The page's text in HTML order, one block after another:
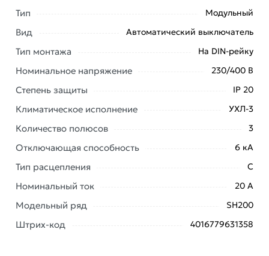
Условия доставки и цены на товар Автоматический
выключатель ABB SH203 C20 2CDS213001R0204 из
категорииТрехполюсные автоматические
выключателидействительны в Москве и области.
Наши профессиональные менеджеры обработают
заказ и свяжутся с Вами для согласования условий
онлайн заказа рекомендуем ознакомиться с
описанием, характеристиками и отзывами.
Данний товар от производителя
сертифицирован,
соответствует всем стандартам качества. Возврат
обязательно).
Тип Модульный
Вид Автоматический выключатель
Тип монтажа На DIN-рейку
Номинальное напряжение 230/400 В
Степень защиты IP 20
Климатическое исполнение УХЛ-3
Количество полюсов 3
Отключающая способность 6 кА
Тип расцепления C
Номинальный ток 20 А
Модельный ряд SH200
Штрих-код 4016779631358